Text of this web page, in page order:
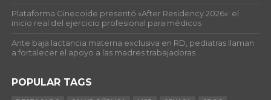
Plataforma Ginecoide presentó «After Residency 2026»: el
inicio real del ejercicio profesional para médicos
Ante baja lactancia materna exclusiva en RD, pediatras llaman
a fortalecer el apoyo a las madres trabajadoras
POPULAR TAGS